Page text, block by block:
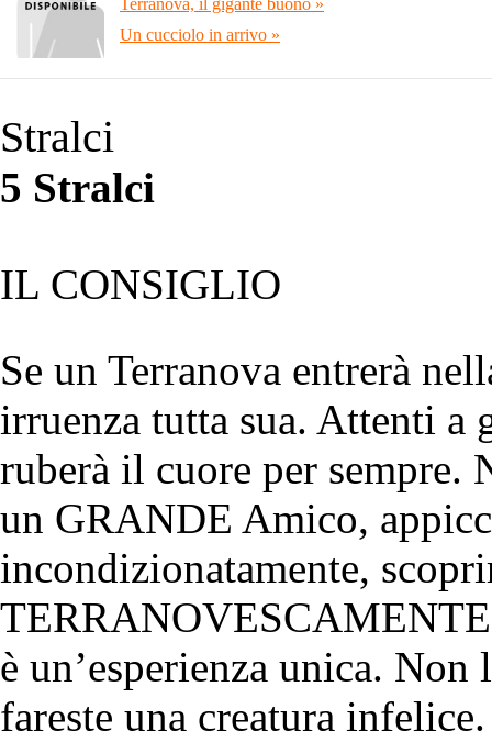
Terranova, il gigante buono »
Un cucciolo in arrivo »
Stralci
5 Stralci
IL CONSIGLIO
Se un Terranova entrerà
irruenza tutta sua. Attenti
ruberà il cuore per sempre.
un GRANDE Amico,
incondizionatamente,
è un’esperienza unica.
fareste una creatura infelice.